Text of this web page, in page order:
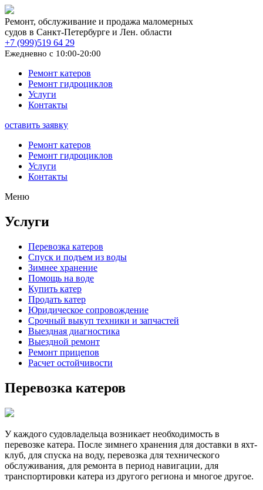
Ремонт, обслуживание и продажа маломерных
судов в Санкт-Петербурге и Лен. области
+7 (999)519 64 29
Ежедневно с 10:00-20:00
Ремонт катеров
Ремонт гидроциклов
Услуги
Контакты
оставить заявку
Ремонт катеров
Ремонт гидроциклов
Услуги
Контакты
Меню
Услуги
Перевозка катеров
Спуск и подъем из воды
Зимнее хранение
Помощь на воде
Купить катер
Продать катер
Юридическое сопровождение
Срочный выкуп техники и запчастей
Выездная диагностика
Выездной ремонт
Ремонт прицепов
Расчет остойчивости
Перевозка катеров
У каждого судовладельца возникает необходимость в
перевозке катера. После зимнего хранения для доставки в яхт-
клуб, для спуска на воду, перевозка для технического
обслуживания, для ремонта в период навигации, для
транспортировки катера из другого региона и многое другое.